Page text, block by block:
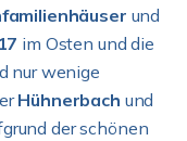
und
im Osten und die
nur wenige
Hühnerbach und
der schönen